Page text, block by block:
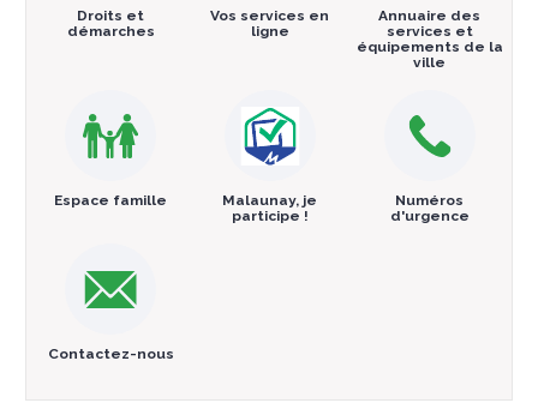
Droits et
démarches
Vos services en
ligne
Annuaire des
services et
équipements de la
ville
Espace famille
Malaunay, je
participe !
Numéros
d'urgence
Contactez-nous